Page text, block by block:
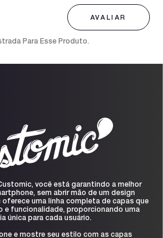
Para Esse Produto.
você está garantindo a melhor
sem abrir mão de um design
uma linha completa de capas que
e funcionalidade, proporcionando uma
única para cada usuário.
e mostre seu estilo com as capas